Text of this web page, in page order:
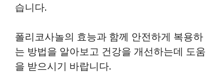
습니다.
폴리코사놀의 효능과 함께 안전하게 복용하
는 방법을 알아보고 건강을 개선하는데 도움
을 받으시기 바랍니다.